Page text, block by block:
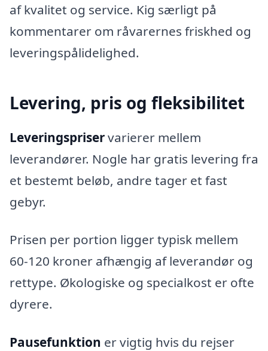
af kvalitet og service. Kig særligt på
kommentarer om råvarernes friskhed og
leveringspålidelighed.
Levering, pris og fleksibilitet
Leveringspriservarierer mellem
leverandører. Nogle har gratis levering fra
et bestemt beløb, andre tager et fast
gebyr.
Prisen per portion ligger typisk mellem
60-120 kroner afhængig af leverandør og
rettype. Økologiske og specialkost er ofte
dyrere.
Pausefunktion er vigtig hvis du rejser